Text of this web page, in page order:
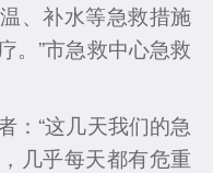
、补水等急救措施
。”市急救中心急救
“这几天我们的急
几乎每天都有危重